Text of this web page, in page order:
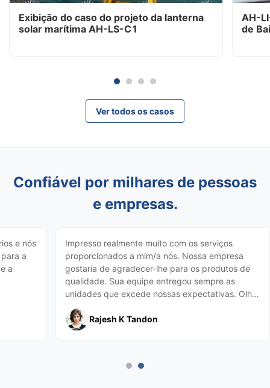
Exibição do caso do projeto da lanterna
solar marítima AH-LS-C1
AH-
de
Ver todos os casos
Confiável por milhares de pessoas
e empresas.
e nós
a
a
Impresso realmente muito com os serviços
proporcionados a mim/a nós. Nossa empresa
gostaria de agradecer-lhe para os produtos de
qualidade. Sua equipe entregou sempre as
unidades que excede nossas expectativas. Olhe
para a frente a todas as transações futuras.
Rajesh K Tandon